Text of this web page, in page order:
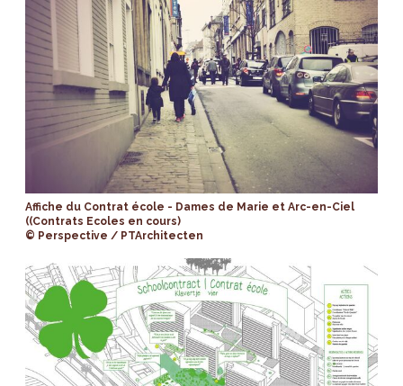
Affiche du Contrat école - Dames de Marie et Arc-en-Ciel
((Contrats Ecoles en cours)
© Perspective / PTArchitecten